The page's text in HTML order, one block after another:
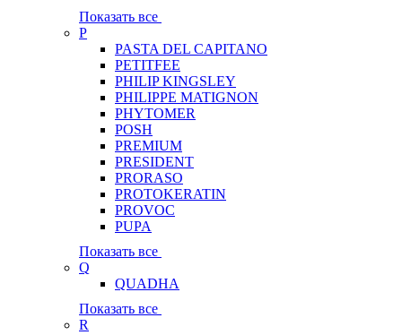
Показать все
P
PASTA DEL CAPITANO
PETITFEE
PHILIP KINGSLEY
PHILIPPE MATIGNON
PHYTOMER
POSH
PREMIUM
PRESIDENT
PRORASO
PROTOKERATIN
PROVOC
PUPA
Показать все
Q
QUADHA
Показать все
R